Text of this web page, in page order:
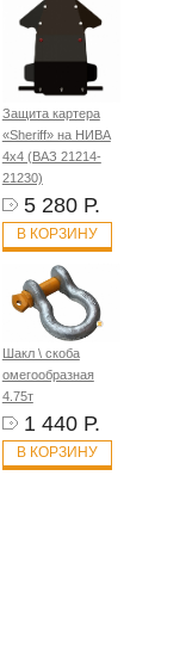
Защита картера
«Sheriff» на НИВА
4x4 (ВАЗ 21214-
21230)
5 280 Р.
В КОРЗИНУ
Шакл \ скоба
омегообразная
4.75т
1 440 Р.
В КОРЗИНУ